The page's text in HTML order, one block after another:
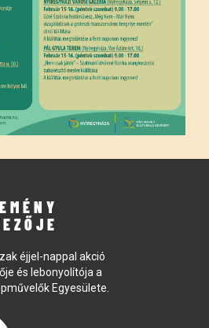
éjjel-nappal akció
és lebonyolítója a
Egyesülete.